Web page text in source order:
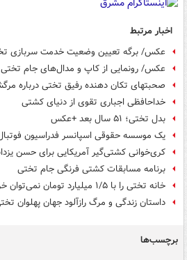
اخبار مرتبط
عکس/ برگه تعیین وضعیت خدمت سربازی
عکس/ رونمایی از کاپ و مدال‌های جام تختی
صحبتهای تکان دهنده رفیق تختی درباره
خداحافظی اجباری تقوی از دنیای کشتی
بدل تختی؛ ۵۱ سال بعد +عکس
یک موسسه حقوقی اسپانسر فدراسیون
کری‌خوانی کشتی‌گیر آمریکایی برای حسن
برنامه مسابقات کشتی فرنگی جام تختی
خانه تختی را با ۱/۵ میلیارد تومان نمی‌توان خرید!
داستان زندگی و مرگ رازآلود جهان پهلوان
برچسب‌ها